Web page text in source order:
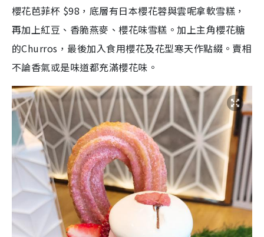
櫻花芭菲杯 $98，底層有日本櫻花蓉與雲呢拿軟雪糕，
再加上紅豆、香脆燕麥、櫻花味雪糕。加上主角櫻花糖
的Churros，最後加入食用櫻花及花型寒天作點綴。賣相
不論香氣或是味道都充滿櫻花味。